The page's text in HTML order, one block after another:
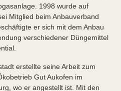
1998 wurde auf
Mitglied beim Anbauverband
er sich mit dem Anbau
verschiedener Düngemittel
erstellte seine Arbeit zum
Gut Aukofen im
wo er angestellt ist. Mit den